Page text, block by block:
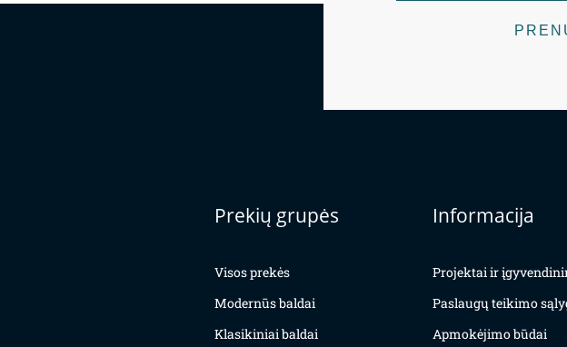
Prekių grupės
Visos prekės
Modernūs baldai
Klasikiniai baldai
Informacija
Projektai ir
Paslaugų teikimo
Apmokėjimo būdai